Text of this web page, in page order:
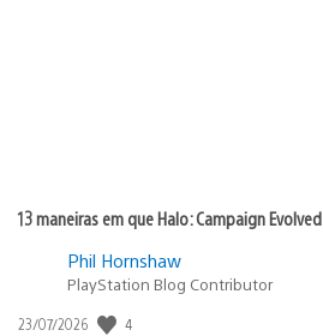
13 maneiras em que Halo: Campaign
Phil Hornshaw
PlayStation Blog Contributor
Data
23/07/2026 4